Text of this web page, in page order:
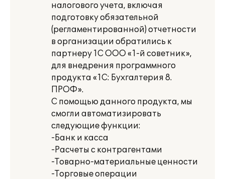
налогового учета, включая
подготовку обязательной
(регламентированной) отчетности
в организации обратились к
партнеру 1С ООО «1-й советник»,
для внедрения программного
продукта «1С: Бухгалтерия 8.
ПРОФ».
С помощью данного продукта, мы
смогли автоматизировать
следующие функции:
-Банк и касса
-Расчеты с контрагентами
-Товарно-материальные ценности
-Торговые операции